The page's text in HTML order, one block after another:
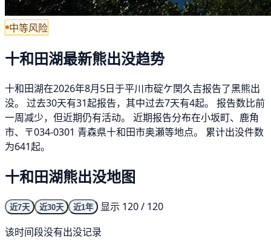
中等风险
十和田湖最新熊出没趋势
十和田湖在2026年8月5日于平川市碇ケ関久吉报告了黑熊出
没。 过去30天有31起报告，其中过去7天有4起。 报告数比前
一周减少，但近期仍有活动。 近期报告分布在小坂町、鹿角
市、〒034-0301 青森県十和田市奥瀬等地点。 累计出没件数
为641起。
十和田湖熊出没地图
近7天 近30天 近1年
显示 120 / 120
该时间段没有出没记录